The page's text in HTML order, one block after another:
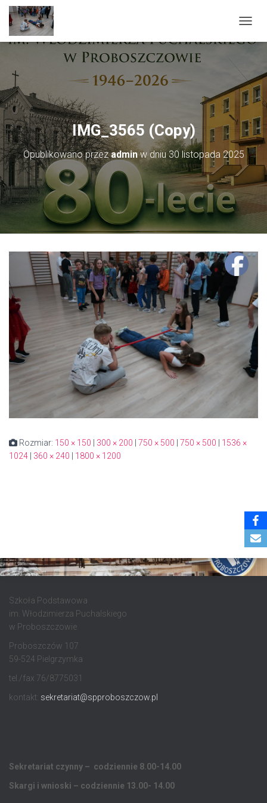
IMG_3565 (Copy)
Opublikowano przezadminw dniu30 listopada 2025
Rozmiar: 150 × 150 300 × 200 750 × 500 750 × 500
1536 ×
1024
360 × 240 1800 × 1200
Szkoła Podstawowa
im. Włodzimierza Puchalskiego
w Proboszczowie
Proboszczów 107
59-524 Pielgrzymka
tel./fax 76/8775031
kontakt: sekretariat@spproboszczow.pl
Sekretariat czynny – codziennie 8.00-14.00
Skargi i wnioski – codziennie 13.00- 14.00